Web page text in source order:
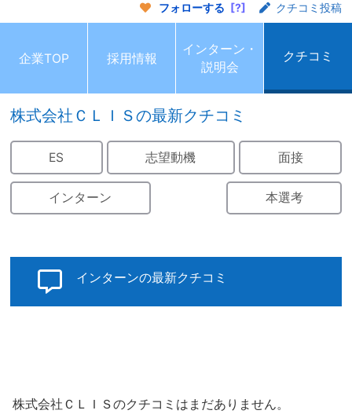
フォローする [?] クチコミ投稿
企業TOP 採用情報
インターン・
説明会
クチコミ
株式会社ＣＬＩＳの最新クチコミ
ES 志望動機 面接
インターン 本選考
インターンの最新クチコミ
株式会社ＣＬＩＳのクチコミはまだありません。